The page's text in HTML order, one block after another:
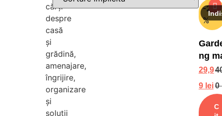
cărți
despre
casă
și
grădină,
amenajare,
îngrijire,
organizare
și
soluții
-25
%
ng
easy
Jane
-
0
29,9
9 lei
C